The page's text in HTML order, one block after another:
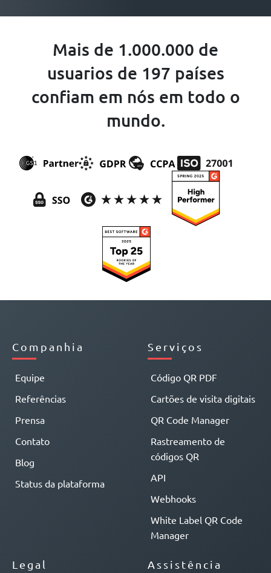
Mais de 1.000.000 de
usuarios de 197 países
confiam em nós em todo o
mundo.
Companhia
Equipe
Referências
Prensa
Contato
Blog
Status da plataforma
Serviços
Código QR PDF
Cartões de visita digitais
QR Code Manager
Rastreamento de
códigos QR
API
Webhooks
White Label QR Code
Manager
Legal Assistência